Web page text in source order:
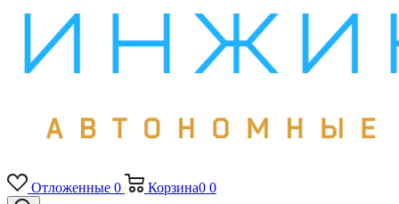
Отложенные 0 Корзина0 0